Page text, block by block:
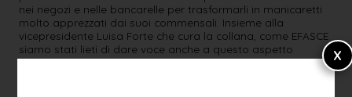
nei negozi e nelle bancarelle per trasformarli in manicaretti
molto apprezzati dai suoi commensali. Insieme alla
vicepresidente Luisa Forte che cura la collana, come EFASCE
siamo stati lieti di dare voce anche a questo aspetto
dell’emigrazione, che non è solo una questione di lavoro ma